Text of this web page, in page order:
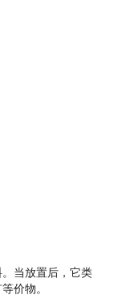
当放置后，它类
价物。